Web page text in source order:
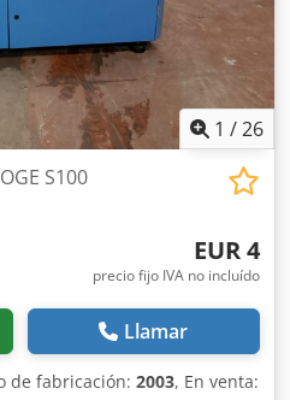
1 /26
S100
EUR 4
precio fijo IVA no incluído
Llamar
de fabricación: 2003, En venta: